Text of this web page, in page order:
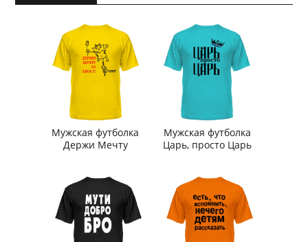
Мужская футболка
Держи Мечту
Мужская футболка
Царь, просто Царь